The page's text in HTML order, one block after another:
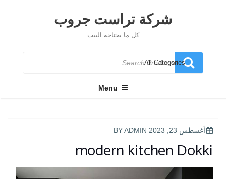
شركة تراست جروب
كل ما يحتاجه البيت
Search
for
Menu
POSTED
أغسطس 23, 2023 ADMIN
modern kitchen Dokki